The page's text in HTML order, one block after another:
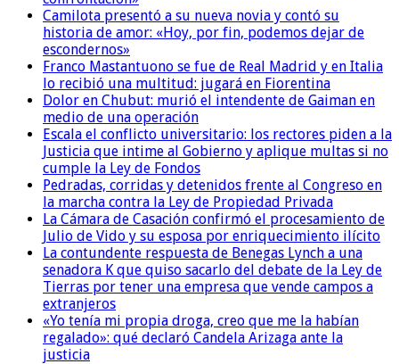
Camilota presentó a su nueva novia y contó su
historia de amor: «Hoy, por fin, podemos dejar de
escondernos»
Franco Mastantuono se fue de Real Madrid y en Italia
lo recibió una multitud: jugará en Fiorentina
Dolor en Chubut: murió el intendente de Gaiman en
medio de una operación
Escala el conflicto universitario: los rectores piden a la
Justicia que intime al Gobierno y aplique multas si no
cumple la Ley de Fondos
Pedradas, corridas y detenidos frente al Congreso en
la marcha contra la Ley de Propiedad Privada
La Cámara de Casación confirmó el procesamiento de
Julio de Vido y su esposa por enriquecimiento ilícito
La contundente respuesta de Benegas Lynch a una
senadora K que quiso sacarlo del debate de la Ley de
Tierras por tener una empresa que vende campos a
extranjeros
«Yo tenía mi propia droga, creo que me la habían
regalado»: qué declaró Candela Arizaga ante la
justicia